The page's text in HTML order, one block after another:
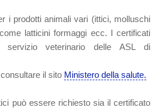
i prodotti animali vari (ittici, molluschi
latticini formaggi ecc. I certificati
servizio veterinario delle ASL di
il sito Ministero della salute.
può essere richiesto sia il certificato